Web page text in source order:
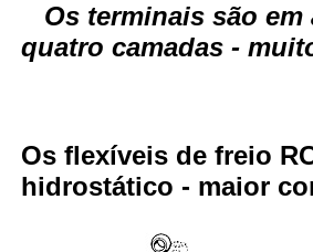
Os terminais são em
quatro camadas -
Os flexíveis de freio
hidrostático - maior